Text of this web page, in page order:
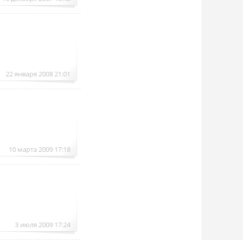
22 января 2008 21:01
10 марта 2009 17:18
3 июля 2009 17:24